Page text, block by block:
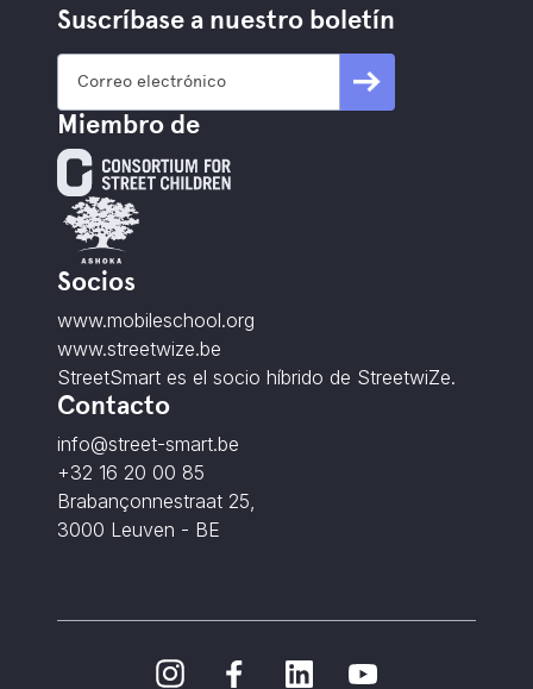
Suscríbase a nuestro boletín
Miembro de
Socios
www.mobileschool.org
www.streetwize.be
StreetSmart es el socio híbrido de StreetwiZe.
Contacto
info@street-smart.be
+32 16 20 00 85
Brabançonnestraat 25,
3000 Leuven - BE